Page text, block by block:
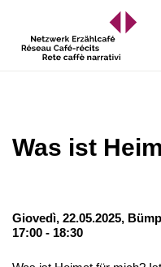
Was ist
Giovedì, 22.05.2025,
17:00 - 18:30